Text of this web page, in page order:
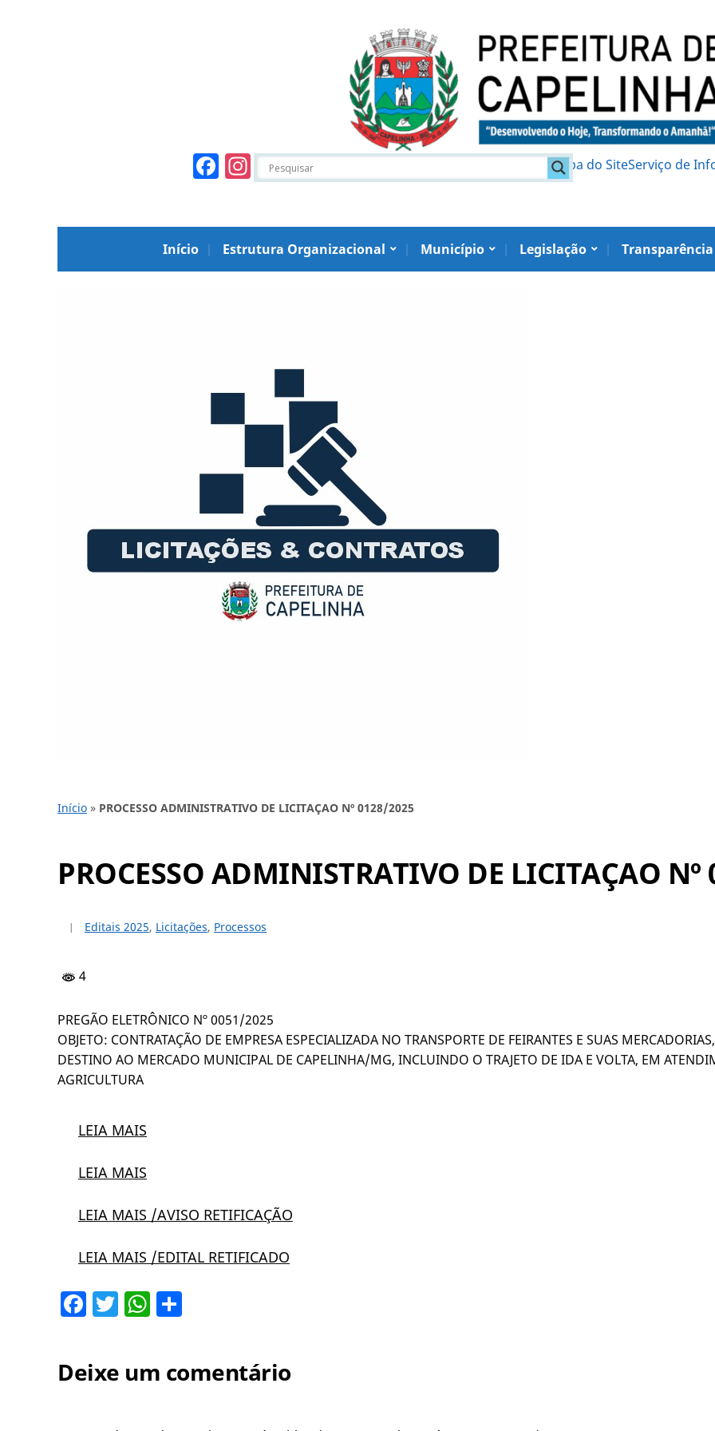
Facebook
Instagram Mapa do SiteServiço de
Início Estrutura Organizacional Município Legislação Transparência
Início » PROCESSO ADMINISTRATIVO DE LICITAÇAO Nº 0128/2025
PROCESSO ADMINISTRATIVO DE LICITAÇAO
Editais 2025, Licitações, Processos
4
PREGÃO ELETRÔNICO Nº 0051/2025
OBJETO: CONTRATAÇÃO DE EMPRESA ESPECIALIZADA NO TRANSPORTE DE FEIRANTES E SUAS
DESTINO AO MERCADO MUNICIPAL DE CAPELINHA/MG, INCLUINDO O TRAJETO DE IDA E VOLTA, EM
AGRICULTURA
LEIA MAIS
LEIA MAIS
LEIA MAIS /AVISO RETIFICAÇÃO
LEIA MAIS /EDITAL RETIFICADO
Facebook
TwitterWhatsApp
Deixe um comentário